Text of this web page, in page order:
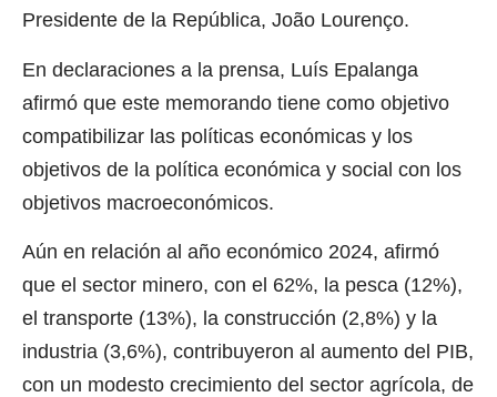
Presidente de la República, João Lourenço.
En declaraciones a la prensa, Luís Epalanga
afirmó que este memorando tiene como objetivo
compatibilizar las políticas económicas y los
objetivos de la política económica y social con los
objetivos macroeconómicos.
Aún en relación al año económico 2024, afirmó
que el sector minero, con el 62%, la pesca (12%),
el transporte (13%), la construcción (2,8%) y la
industria (3,6%), contribuyeron al aumento del PIB,
con un modesto crecimiento del sector agrícola, de